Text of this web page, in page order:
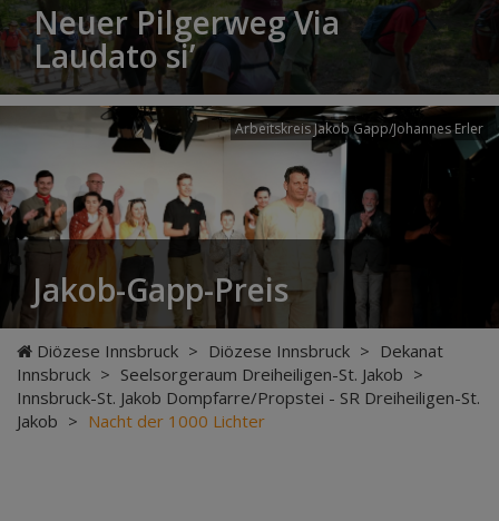
Neuer Pilgerweg Via
Laudato si’
Arbeitskreis Jakob Gapp/Johannes Erler
Jakob-Gapp-Preis
Diözese Innsbruck > Diözese Innsbruck > Dekanat
Innsbruck > Seelsorgeraum Dreiheiligen-St. Jakob >
Innsbruck-St. Jakob Dompfarre/Propstei - SR Dreiheiligen-St.
Jakob > Nacht der 1000 Lichter